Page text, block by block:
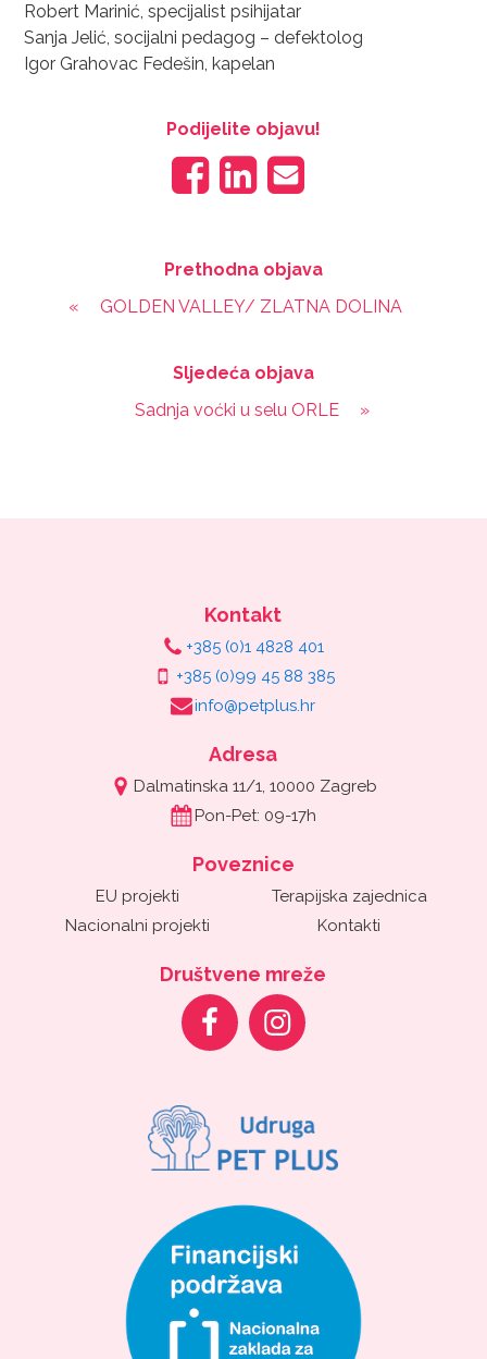
Robert Marinić, specijalist psihijatar
Sanja Jelić, socijalni pedagog – defektolog
Igor Grahovac Fedešin, kapelan
Podijelite objavu!
Prethodna objava
«
GOLDEN VALLEY/ ZLATNA DOLINA
Sljedeća objava
Sadnja voćki u selu ORLE
»
Kontakt
+385 (0)1 4828 401
+385 (0)99 45 88 385
info@petplus.hr
Adresa
Dalmatinska 11/1, 10000 Zagreb
Pon-Pet: 09-17h
Poveznice
EU projekti
Nacionalni projekti
Terapijska zajednica
Kontakti
Društvene mreže